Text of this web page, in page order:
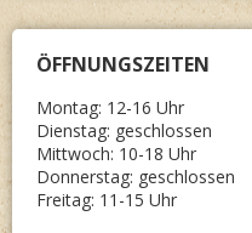
ÖFFNUNGSZEITEN
Montag: 12-16 Uhr
Dienstag: geschlossen
Mittwoch: 10-18 Uhr
Donnerstag: geschlossen
Freitag: 11-15 Uhr